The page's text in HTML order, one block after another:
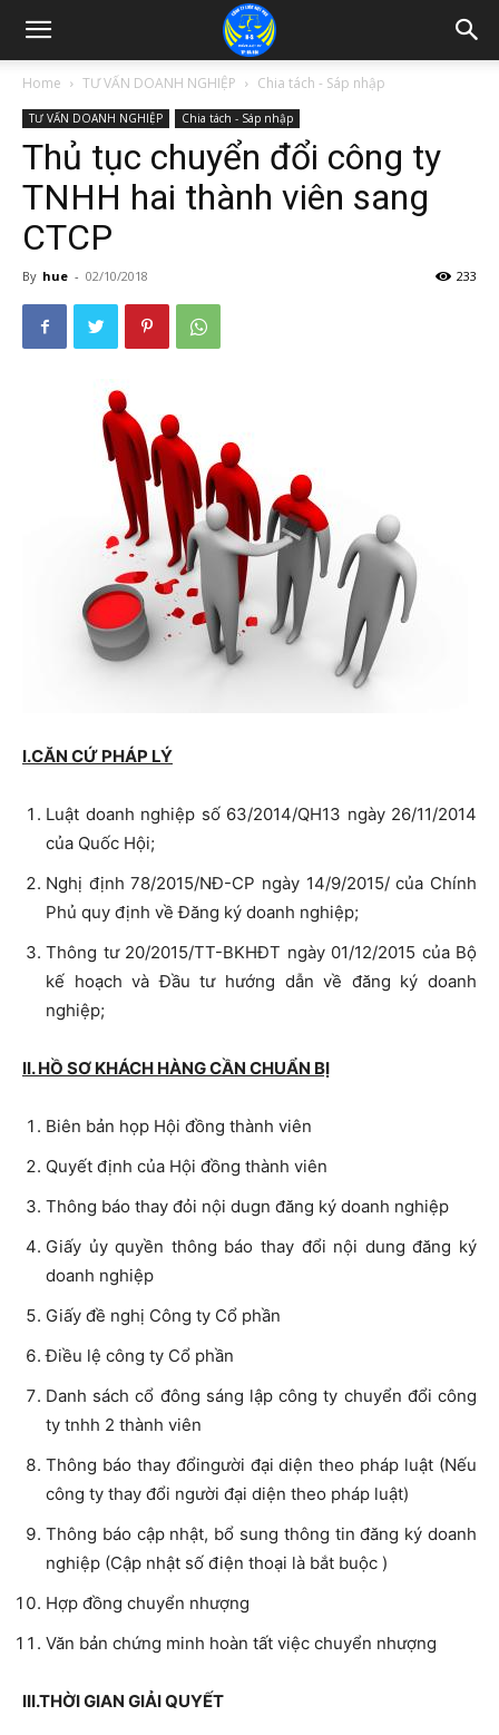
Home TƯ VẤN DOANH NGHIỆP Chia tách - Sáp nhập
TƯ VẤN DOANH NGHIỆP Chia tách - Sáp nhập
Thủ tục chuyển đổi công ty
TNHH hai thành viên sang
CTCP
By hue - 02/10/2018 233
I.CĂN CỨ PHÁP LÝ
Luật doanh nghiệp số 63/2014/QH13 ngày 26/11/2014
của Quốc Hội;
Nghị định 78/2015/NĐ-CP ngày 14/9/2015/ của Chính
Phủ quy định về Đăng ký doanh nghiệp;
Thông tư 20/2015/TT-BKHĐT ngày 01/12/2015 của Bộ
kế hoạch và Đầu tư hướng dẫn về đăng ký doanh
nghiệp;
II. HỒ SƠ KHÁCH HÀNG CẦN CHUẨN BỊ
Biên bản họp Hội đồng thành viên
Quyết định của Hội đồng thành viên
Thông báo thay đỏi nội dugn đăng ký doanh nghiệp
Giấy ủy quyền thông báo thay đổi nội dung đăng ký
doanh nghiệp
Giấy đề nghị Công ty Cổ phần
Điều lệ công ty Cổ phần
Danh sách cổ đông sáng lập công ty chuyển đổi công
ty tnhh 2 thành viên
Thông báo thay đổingười đại diện theo pháp luật (Nếu
công ty thay đổi người đại diện theo pháp luật)
Thông báo cập nhật, bổ sung thông tin đăng ký doanh
nghiệp (Cập nhật số điện thoại là bắt buộc )
Hợp đồng chuyển nhượng
Văn bản chứng minh hoàn tất việc chuyển nhượng
III.THỜI GIAN GIẢI QUYẾT